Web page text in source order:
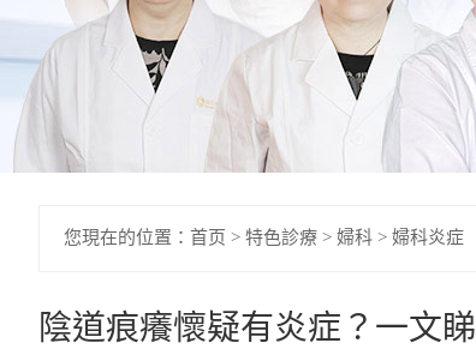
您現在的位置： 首页 > 特色診療 > 婦科 > 婦科炎症
陰道痕癢懷疑有炎症？一文